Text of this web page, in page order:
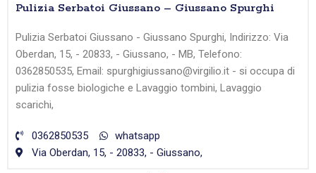
Pulizia Serbatoi Giussano – Giussano Spurghi
Pulizia Serbatoi Giussano - Giussano Spurghi, Indirizzo: Via
Oberdan, 15, - 20833, - Giussano, - MB, Telefono:
0362850535, Email: spurghigiussano@virgilio.it - si occupa di
pulizia fosse biologiche e Lavaggio tombini, Lavaggio
scarichi,
0362850535
whatsapp
Via Oberdan, 15, - 20833, - Giussano,